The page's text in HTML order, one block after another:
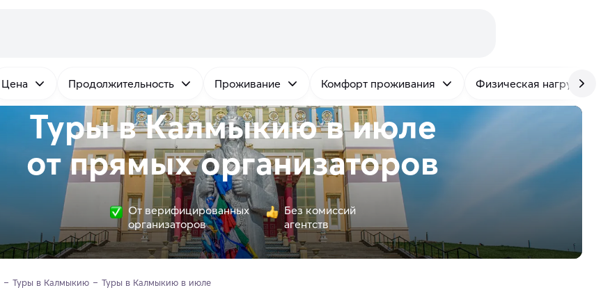
Цена Продолжительность Проживание Комфорт проживания Физическая нагрузка
Туры в Калмыкию в июле
отпрямыхорганизаторов
От верифицированных
организаторов
Без комиссий
агентств
Туры в Калмыкию Туры в Калмыкию в июле